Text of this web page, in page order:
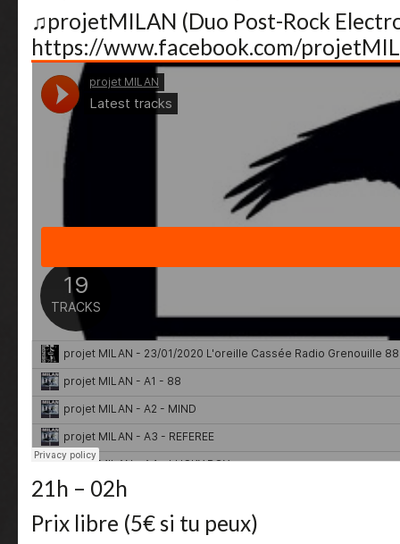
♫projetMILAN (Duo Post-Rock
https://www.facebook.com/
21h – 02h
Prix libre (5€ si tu peux)